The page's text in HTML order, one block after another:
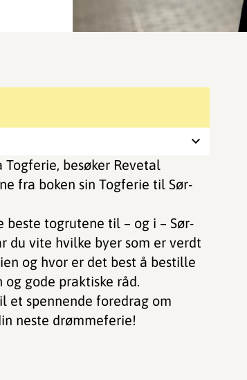
besøker Revetal
fra boken sin Togferie til Sør-
togrutene til – og i – Sør-
du vite hvilke byer som er verdt
og hvor er det best å bestille
gode praktiske råd.
et spennende foredrag om
neste drømmeferie!